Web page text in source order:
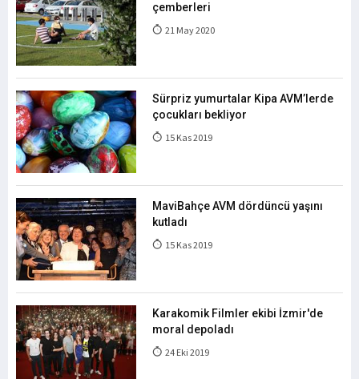
çemberleri
21 May 2020
Sürpriz yumurtalar Kipa AVM’lerde
çocukları bekliyor
15 Kas 2019
MaviBahçe AVM dördüncü yaşını
kutladı
15 Kas 2019
Karakomik Filmler ekibi İzmir'de
moral depoladı
24 Eki 2019